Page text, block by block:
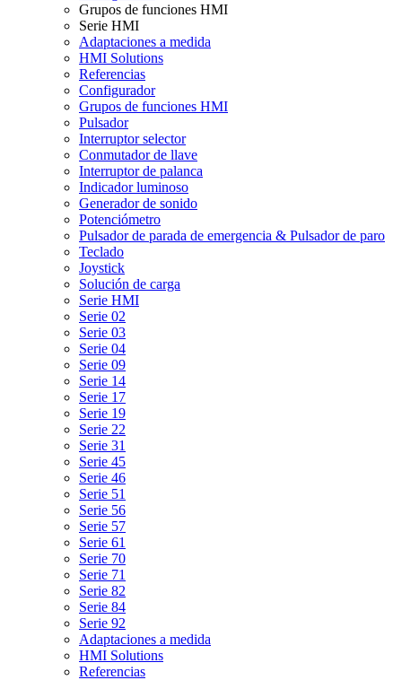
Grupos de funciones HMI
Serie HMI
Adaptaciones a medida
HMI Solutions
Referencias
Configurador
Grupos de funciones HMI
Pulsador
Interruptor selector
Conmutador de llave
Interruptor de palanca
Indicador luminoso
Generador de sonido
Potenciómetro
Pulsador de parada de emergencia & Pulsador de paro
Teclado
Joystick
Solución de carga
Serie HMI
Serie 02
Serie 03
Serie 04
Serie 09
Serie 14
Serie 17
Serie 19
Serie 22
Serie 31
Serie 45
Serie 46
Serie 51
Serie 56
Serie 57
Serie 61
Serie 70
Serie 71
Serie 82
Serie 84
Serie 92
Adaptaciones a medida
HMI Solutions
Referencias